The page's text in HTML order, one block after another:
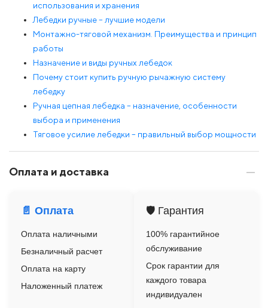
использования и хранения
Лебедки ручные – лучшие модели
Монтажно-тяговой механизм. Преимущества и принцип
работы
Назначение и виды ручных лебедок
Почему стоит купить ручную рычажную систему
лебедку
Ручная цепная лебедка – назначение, особенности
выбора и применения
Тяговое усилие лебедки – правильный выбор мощности
Оплата и доставка
📄 Оплата
Оплата наличными
Безналичный расчет
Оплата на карту
Наложенный платеж
🛡️ Гарантия
100% гарантийное
обслуживание
Срок гарантии для
каждого товара
индивидуален